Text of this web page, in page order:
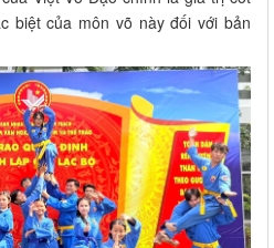
biệt của môn võ này đối với bản